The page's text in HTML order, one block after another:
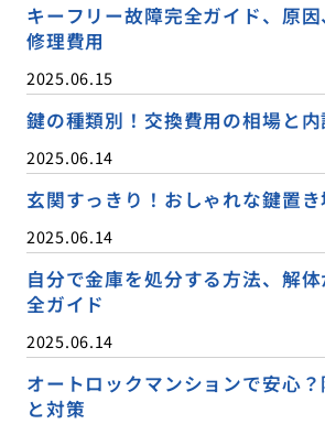
キーフリー故障完全ガイド、原因
修理費用
2025.06.15
鍵の種類別！交換費用の相場と内
2025.06.14
玄関すっきり！おしゃれな鍵置
2025.06.14
自分で金庫を処分する方法、解
全ガイド
2025.06.14
オートロックマンションで安心
と対策